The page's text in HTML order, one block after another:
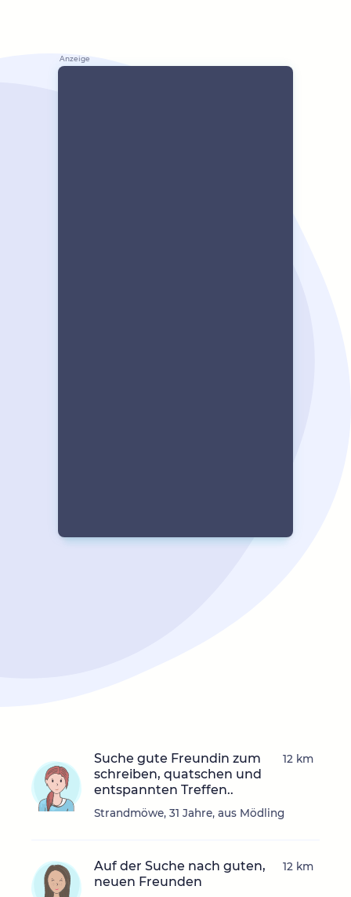
Suche gute Freundin zum
schreiben, quatschen und
entspannten Treffen..
Strandmöwe, 31 Jahre, aus Mödling
12 km
Auf der Suche nach guten,
neuen Freunden
12 km